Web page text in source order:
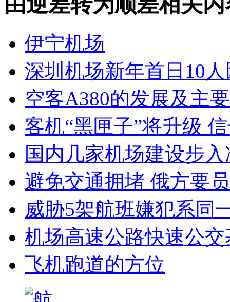
伊宁机场
深圳机场新年首日10
空客A380的发展及主
客机“黑匣子”将升级
国内几家机场建设步
避免交通拥堵 俄方要
威胁5架航班嫌犯系同
机场高速公路快速公
飞机跑道的方位